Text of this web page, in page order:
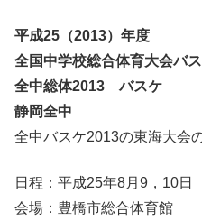
平成25（2013）年度
全国中学校総合体育大会バ
全中総体2013 バスケ
静岡全中
全中バスケ2013の東海大会
日程：平成25年8月9，10日
会場：豊橋市総合体育館